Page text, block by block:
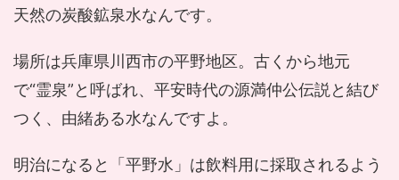
天然の炭酸鉱泉水なんです。
場所は兵庫県川西市の平野地区。古くから地元
で“霊泉”と呼ばれ、平安時代の源満仲公伝説と結び
つく、由緒ある水なんですよ。
明治になると「平野水」は飲料用に採取されるよう